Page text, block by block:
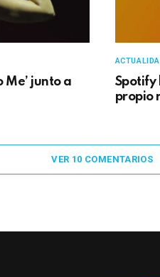
Me’ junto a
Spotify
propio
VER 10 COMENTARIOS